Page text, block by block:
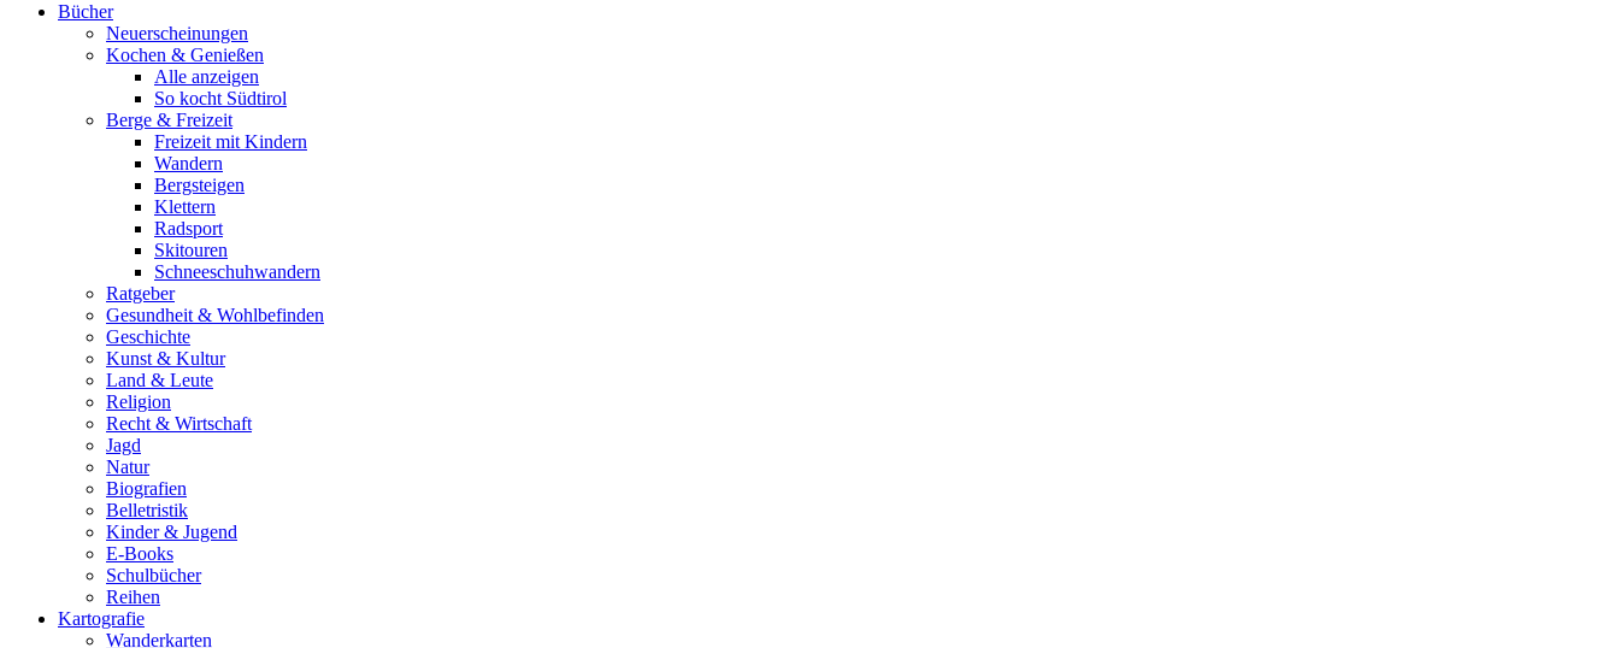
Bücher
Neuerscheinungen
Kochen & Genießen
Alle anzeigen
So kocht Südtirol
Berge & Freizeit
Freizeit mit Kindern
Wandern
Bergsteigen
Klettern
Radsport
Skitouren
Schneeschuhwandern
Ratgeber
Gesundheit & Wohlbefinden
Geschichte
Kunst & Kultur
Land & Leute
Religion
Recht & Wirtschaft
Jagd
Natur
Biografien
Belletristik
Kinder & Jugend
E-Books
Schulbücher
Reihen
Kartografie
Wanderkarten